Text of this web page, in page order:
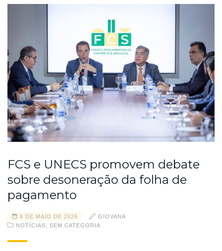
FCS e UNECS promovem debate
sobre desoneração da folha de
pagamento
6 DE MAIO DE 2026
GIOVANA
NOTÍCIAS
SEM CATEGORIA